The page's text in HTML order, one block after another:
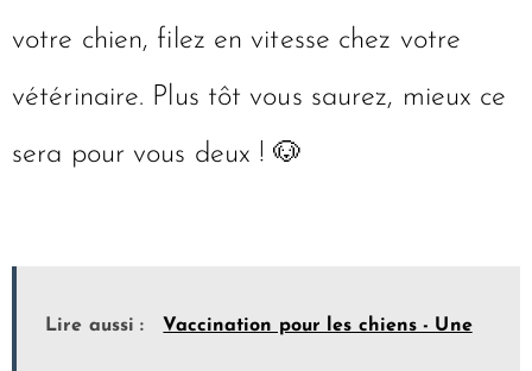
votre chien, filez en vitesse chez votre
vétérinaire. Plus tôt vous saurez, mieux ce
sera pour vous deux ! 🐶
Lire aussi : Vaccination pour les chiens - Une